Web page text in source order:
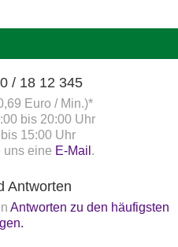
/ 18 12 345
Euro / Min.)*
bis 20:00 Uhr
15:00 Uhr
uns eine E-Mail .
Antworten
Antworten zu den häufigsten